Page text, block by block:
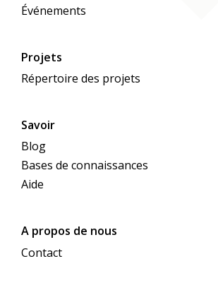
Événements
Projets
Répertoire des projets
Savoir
Blog
Bases de connaissances
Aide
A propos de nous
Contact